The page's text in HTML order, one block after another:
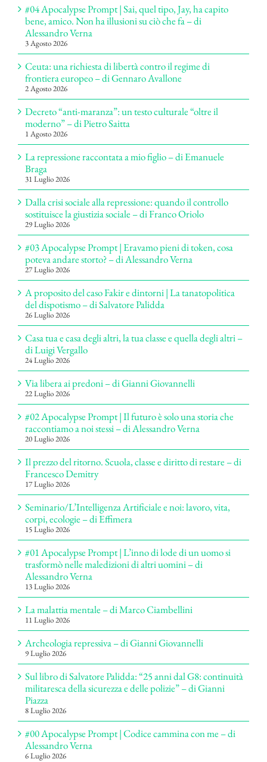
#04 Apocalypse Prompt | Sai, quel tipo, Jay, ha capito
bene, amico. Non ha illusioni su ciò che fa – di
Alessandro Verna
3 Agosto 2026
Ceuta: una richiesta di libertà contro il regime di
frontiera europeo – di Gennaro Avallone
2 Agosto 2026
Decreto “anti-maranza”: un testo culturale “oltre il
moderno” – di Pietro Saitta
1 Agosto 2026
La repressione raccontata a mio figlio – di Emanuele
Braga
31 Luglio 2026
Dalla crisi sociale alla repressione: quando il controllo
sostituisce la giustizia sociale – di Franco Oriolo
29 Luglio 2026
#03 Apocalypse Prompt | Eravamo pieni di token, cosa
poteva andare storto? – di Alessandro Verna
27 Luglio 2026
A proposito del caso Fakir e dintorni | La tanatopolitica
del dispotismo – di Salvatore Palidda
26 Luglio 2026
Casa tua e casa degli altri, la tua classe e quella degli altri –
di Luigi Vergallo
24 Luglio 2026
Via libera ai predoni – di Gianni Giovannelli
22 Luglio 2026
#02 Apocalypse Prompt | Il futuro è solo una storia che
raccontiamo a noi stessi – di Alessandro Verna
20 Luglio 2026
Il prezzo del ritorno. Scuola, classe e diritto di restare – di
Francesco Demitry
17 Luglio 2026
Seminario/L’Intelligenza Artificiale e noi: lavoro, vita,
corpi, ecologie – di Effimera
15 Luglio 2026
#01 Apocalypse Prompt | L’inno di lode di un uomo si
trasformò nelle maledizioni di altri uomini – di
Alessandro Verna
13 Luglio 2026
La malattia mentale – di Marco Ciambellini
11 Luglio 2026
Archeologia repressiva – di Gianni Giovannelli
9 Luglio 2026
Sul libro di Salvatore Palidda: “25 anni dal G8: continuità
militaresca della sicurezza e delle polizie” – di Gianni
Piazza
8 Luglio 2026
#00 Apocalypse Prompt | Codice cammina con me – di
Alessandro Verna
6 Luglio 2026